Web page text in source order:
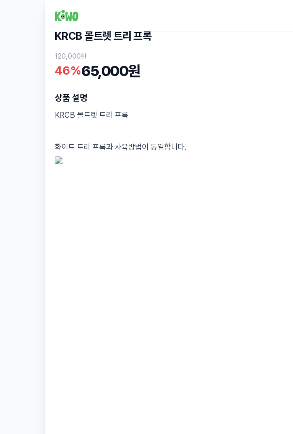
KRCB 몰트렛 트리 프록
120,000원
46%65,000원
상품 설명
KRCB 몰트렛 트리 프록
화이트 트리 프록과 사육방법이 동일합니다.